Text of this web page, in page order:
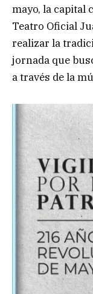
mayo, la capital
Teatro Oficial
realizar la
jornada que
a través de la